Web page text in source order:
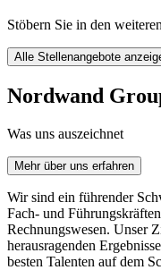
Stöbern Sie in den
Alle Stellenangebote
Nordwand
Was uns auszeichnet
Mehr über uns erfahren
Wir sind ein führender
Fach- und
Rechnungswesen. Unser
herausragenden
besten Talenten auf dem